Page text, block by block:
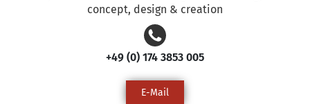
concept, design & creation
‭+49 (0) 174 3853 005‬
E-Mail